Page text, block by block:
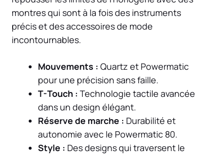
montres qui sont à la fois des instruments
précis et des accessoires de mode
incontournables.
Mouvements : Quartz et Powermatic
pour une précision sans faille.
T-Touch : Technologie tactile avancée
dans un design élégant.
Réserve de marche : Durabilité et
autonomie avec le Powermatic 80.
Style : Des designs qui traversent le